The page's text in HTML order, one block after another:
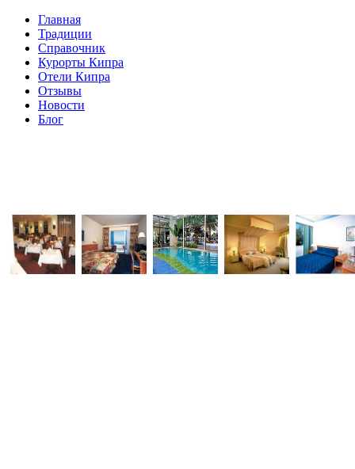
Главная
Традиции
Справочник
Курорты Кипра
Отели Кипра
Отзывы
Новости
Блог